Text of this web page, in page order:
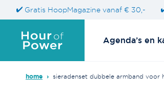
Gratis HoopMagazine vanaf € 30,-
Agenda’s en
home › sieradenset dubbele armband voor